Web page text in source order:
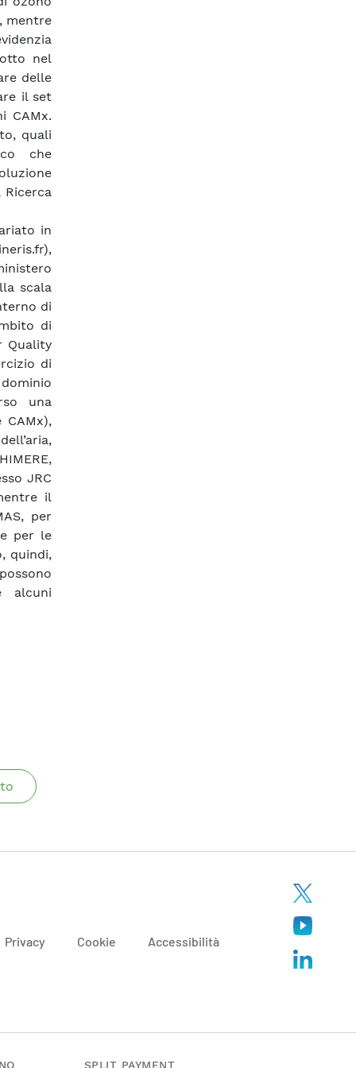
mentre
nel
delle
il set
CAMx.
quali
che
Ricerca
in
scala
di
di
Quality
di
una
JRC
il
per
per le
quindi,
alcuni
Privacy Cookie Accessibilità
SPLIT PAYMENT